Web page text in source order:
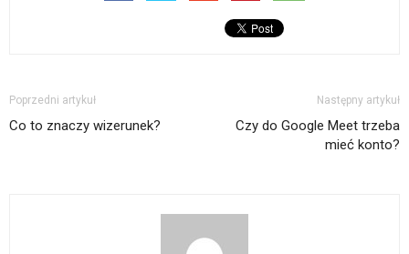
Poprzedni artykuł
Co to znaczy wizerunek?
Następny artykuł
Czy do Google Meet trzeba
mieć konto?